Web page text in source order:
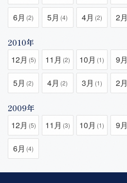
6月 (2) 5月 (4) 4月 (2) 2月
2010年
12月 (5) 11月 (2) 10月 (1) 9月
5月 (2) 4月 (2) 3月 (1) 2月
2009年
12月 (5) 11月 (3) 10月 (1) 9月
6月 (4)